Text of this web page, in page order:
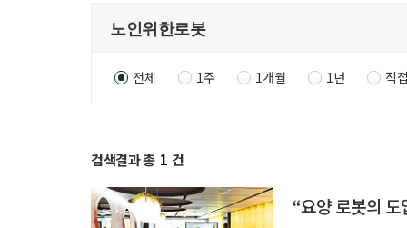
전체 1주 1개월 1년 직
검색결과 총 1 건
“요양 로봇의